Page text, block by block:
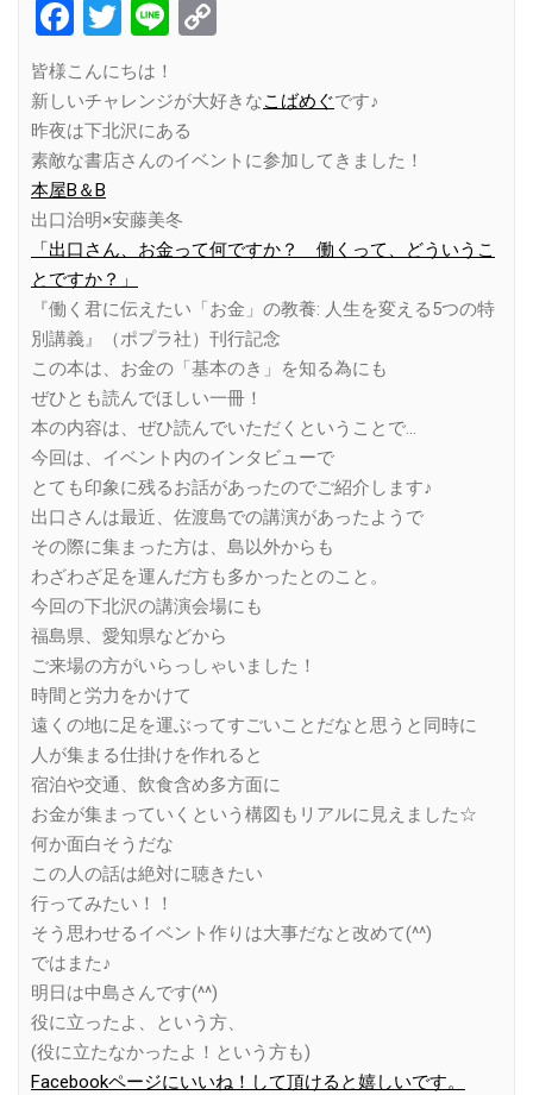
Facebook
Twitter
Line
皆様こんにちは！
新しいチャレンジが大好きなこばめぐです♪
昨夜は下北沢にある
素敵な書店さんのイベントに参加してきました！
本屋B＆B
出口治明×安藤美冬
「出口さん、お金って何ですか？ 働くって、どういうこ
とですか？」
『働く君に伝えたい「お金」の教養: 人生を変える5つの特
別講義』（ポプラ社）刊行記念
この本は、お金の「基本のき」を知る為にも
ぜひとも読んでほしい一冊！
本の内容は、ぜひ読んでいただくということで…
今回は、イベント内のインタビューで
とても印象に残るお話があったのでご紹介します♪
出口さんは最近、佐渡島での講演があったようで
その際に集まった方は、島以外からも
わざわざ足を運んだ方も多かったとのこと。
今回の下北沢の講演会場にも
福島県、愛知県などから
ご来場の方がいらっしゃいました！
時間と労力をかけて
遠くの地に足を運ぶってすごいことだなと思うと同時に
人が集まる仕掛けを作れると
宿泊や交通、飲食含め多方面に
お金が集まっていくという構図もリアルに見えました☆
何か面白そうだな
この人の話は絶対に聴きたい
行ってみたい！！
そう思わせるイベント作りは大事だなと改めて(^^)
ではまた♪
明日は中島さんです(^^)
役に立ったよ、という方、
(役に立たなかったよ！という方も)
Facebookページにいいね！して頂けると嬉しいです。